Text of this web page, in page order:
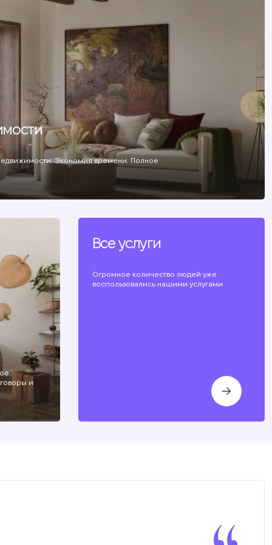
Экономия времени. Полное
и
Все услуги
Огромное количество людей уже
воспользовались нашими услугами